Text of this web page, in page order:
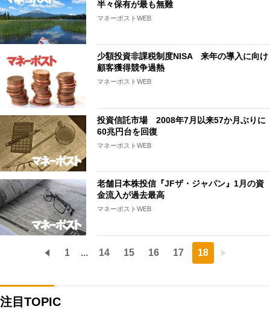
半々保有が最も無難
マネーポストWEB
少額投資非課税制度NISA 来年の導入に向け
顧客獲得競争過熱
マネーポストWEB
投資信託市場 2008年7月以来57か月ぶりに
60兆円台を回復
マネーポストWEB
老舗日本株投信『JFザ・ジャパン』1月の資
金流入が過去最高
マネーポストWEB
1 ... 14 15 16 17 18
注目TOPIC